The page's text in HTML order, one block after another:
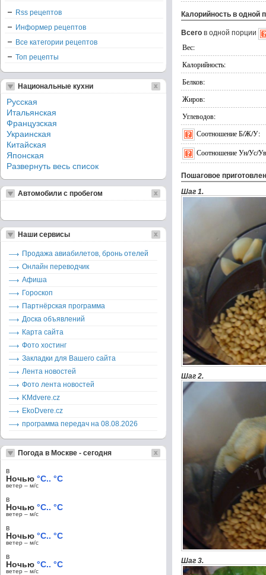
Калорийность в одной
Всего в одной порции
Вес:
Калорийность:
Белков:
Жиров:
Углеводов:
Соотношение Б/Ж/У:
Соотношение Ун/Ус/
Пошаговое
Шаг 1.
Шаг 2.
Шаг 3.
Rss рецептов
Информер рецептов
Все категории рецептов
Топ рецепты
Национальные кухни
Русская
Итальянская
Французская
Украинская
Китайская
Японская
Развернуть весь список
Автомобили с пробегом
Наши сервисы
Продажа авиабилетов, бронь отелей
Онлайн переводчик
Афиша
Гороскоп
Партнёрская программа
Доска объявлений
Карта сайта
Фото хостинг
Закладки для Вашего сайта
Лента новостей
Фото лента новостей
KMdvere.cz
EkoDvere.cz
программа передач на 08.08.2026
Погода в Москве - сегодня
в
Ночью °C.. °C
ветер – м/c
в
Ночью °C.. °C
ветер – м/c
в
Ночью °C.. °C
ветер – м/c
в
Ночью °C.. °C
ветер – м/c